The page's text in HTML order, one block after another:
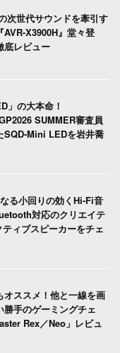
次世代サウンドを牽引す
AVR-X3900H』堂々登
底レビュー
」の大本命！
SUMMER審査員
SQD-Mini LEDを岩井喬
る小回りの効くHi-Fi音
対応のクリエイテ
ィブスピーカーをチェ
オススメ！他と一線を画
勝手のゲーミングチェ
Rex／Neo」レビュ